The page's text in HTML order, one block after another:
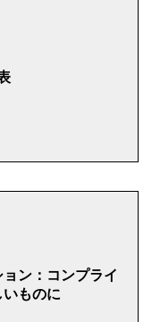
ン：コンプライ
ものに